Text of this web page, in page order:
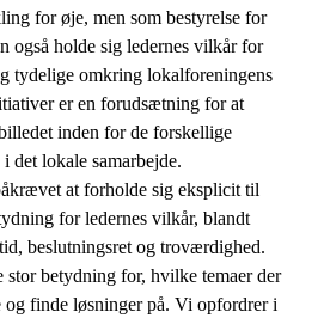
for øje, men som bestyrelse for
også holde sig ledernes vilkår for
tydelige omkring lokalforeningens
er en forudsætning for at
inden for de forskellige
det lokale samarbejde.
at forholde sig eksplicit til
for ledernes vilkår, blandt
beslutningsret og troværdighed.
betydning for, hvilke temaer der
og finde løsninger på. Vi opfordrer i